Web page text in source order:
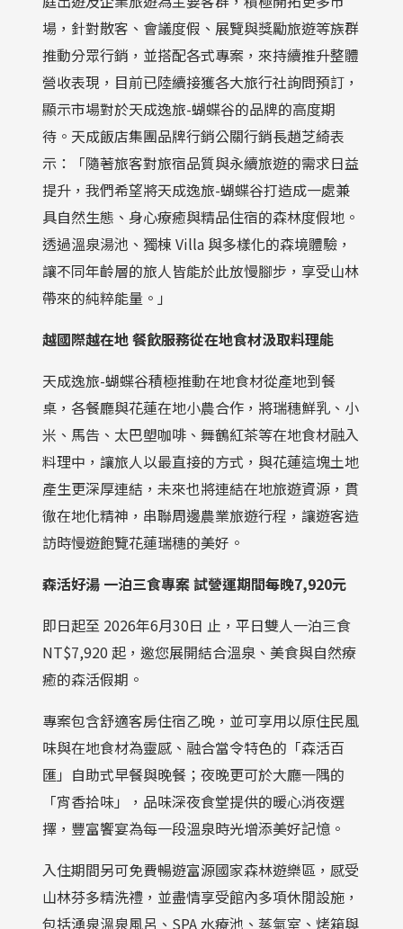
場，針對散客、會議度假、展覽與獎勵旅遊等族群
推動分眾行銷，並搭配各式專案，來持續推升整體
營收表現，目前已陸續接獲各大旅行社詢問預訂，
顯示市場對於天成逸旅-蝴蝶谷的品牌的高度期
待。天成飯店集團品牌行銷公關行銷長趙芝綺表
示：「隨著旅客對旅宿品質與永續旅遊的需求日益
提升，我們希望將天成逸旅-蝴蝶谷打造成一處兼
具自然生態、身心療癒與精品住宿的森林度假地。
透過溫泉湯池、獨棟 Villa 與多樣化的森境體驗，
讓不同年齡層的旅人皆能於此放慢腳步，享受山林
帶來的純粹能量。」
越國際越在地餐飲服務從在地食材汲取料理能
天成逸旅-蝴蝶谷積極推動在地食材從產地到餐
桌，各餐廳與花蓮在地小農合作，將瑞穗鮮乳、小
米、馬告、太巴塱咖啡、舞鶴紅茶等在地食材融入
料理中，讓旅人以最直接的方式，與花蓮這塊土地
產生更深厚連結，未來也將連結在地旅遊資源，貫
徹在地化精神，串聯周邊農業旅遊行程，讓遊客造
訪時慢遊飽覽花蓮瑞穗的美好。
森活好湯 一泊三食專案 試營運期間每晚7,920元
即日起至 2026年6月30日 止，平日雙人一泊三食
NT$7,920 起，邀您展開結合溫泉、美食與自然療
癒的森活假期。
專案包含舒適客房住宿乙晚，並可享用以原住民風
味與在地食材為靈感、融合當令特色的「森活百
匯」自助式早餐與晚餐；夜晚更可於大廳一隅的
「宵香拾味」，品味深夜食堂提供的暖心消夜選
擇，豐富饗宴為每一段溫泉時光增添美好記憶。
入住期間另可免費暢遊富源國家森林遊樂區，感受
山林芬多精洗禮，並盡情享受館內多項休閒設施，
包括湧泉溫泉風呂、SPA 水療池、蒸氣室、烤箱與